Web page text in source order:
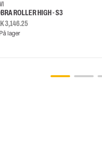
ROLLER HIGH - S3
3,146.25
På lager